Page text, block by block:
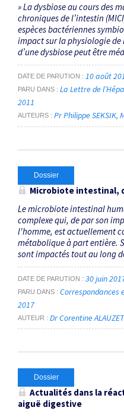
» La dysbiose au cours des
chroniques de l’intestin
espèces bactériennes
impact sur la physiologie de
d’une dysbiose peut être
DATE DE PARUTION 10 août
PARU DANS
La Lettre de
2011
AUTEURS Pr Philippe SEKSIK
Dossier
Microbiote intestinal,
Le microbiote intestinal
complexe qui, de par son
l'homme, est actuellement
métabolique à part entière.
sont impactés tout au long
DATE DE PARUTION 30 juin
PARU DANS
Correspondances
2017
AUTEUR Dr Corentine ALAUZET
Dossier
Actualités dans la
aiguë digestive